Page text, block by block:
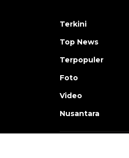
Terkini
Top News
Terpopuler
Foto
Video
Nusantara